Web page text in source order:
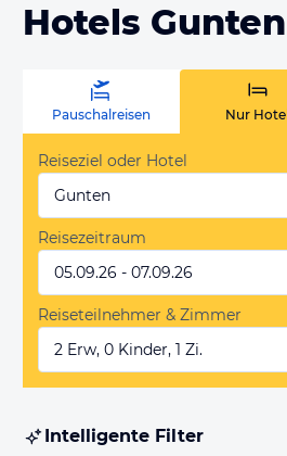
Hotels Gunten
Pauschalreisen Nur Hotel
Reiseziel oder Hotel
Gunten
Reisezeitraum
05.09.26 - 07.09.26
Reiseteilnehmer & Zimmer
2 Erw, 0 Kinder, 1 Zi.
Intelligente Filter